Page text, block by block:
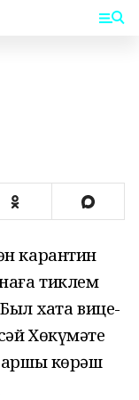
карантин
тиклем
хаҡта вице-
Хөкүмәте
көрәш